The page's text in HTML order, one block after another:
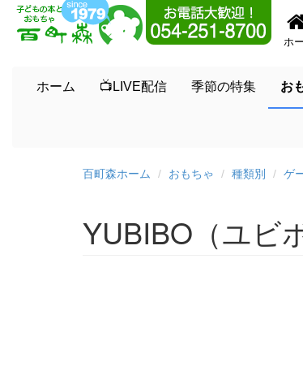
ホ
ホーム 📺LIVE配信 季節の特集 お
百町森ホーム おもちゃ 種類別 ゲ
YUBIBO（ユビ